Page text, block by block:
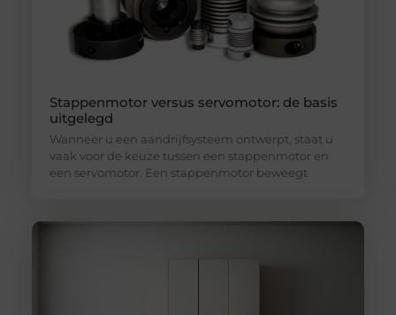
Stappenmotor versus servomotor: de basis
uitgelegd
Wanneer u een aandrijfsysteem ontwerpt, staat u
vaak voor de keuze tussen een stappenmotor en
een servomotor. Een stappenmotor beweegt